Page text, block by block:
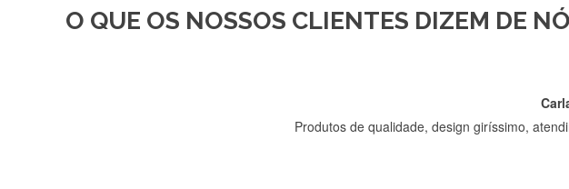
O QUE OS NOSSOS CLIENTES DIZEM DE
Recebi a minha encomenda, rápida entrega e vinha
Produtos de qualidade, design giríssimo,